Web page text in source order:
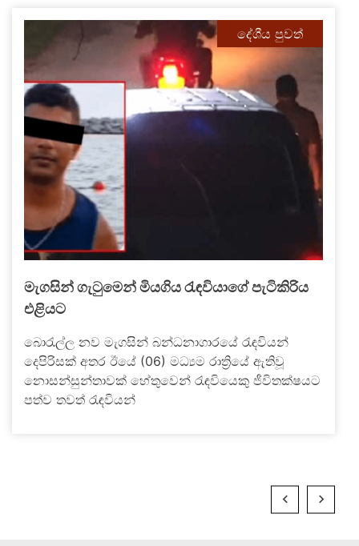
දේශීය පුවත්
මැගසින් ගැටුමෙන් මියගිය රැඳවියාගේ පැටිකිරිය
එළියට
බොරැල්ල නව මැගසින් බන්ධනාගාරයේ රැඳවියන්
දෙපිරිසක් අතර ඊයේ (06) මධ්‍යම රාත්‍රියේ ඇතිවූ
නොසන්සුන්තාවක් හේතුවෙන් රැඳවියෙකු ජීවිතක්ෂයට
පත්ව තවත් රැඳවියන්